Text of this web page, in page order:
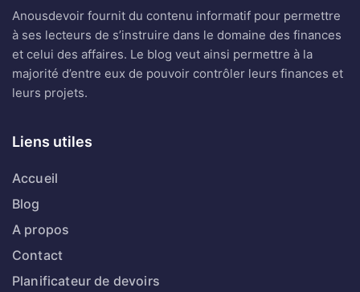
Anousdevoir fournit du contenu informatif pour permettre
à ses lecteurs de s’instruire dans le domaine des finances
et celui des affaires. Le blog veut ainsi permettre à la
majorité d’entre eux de pouvoir contrôler leurs finances et
leurs projets.
Liens utiles
Accueil
Blog
A propos
Contact
Planificateur de devoirs